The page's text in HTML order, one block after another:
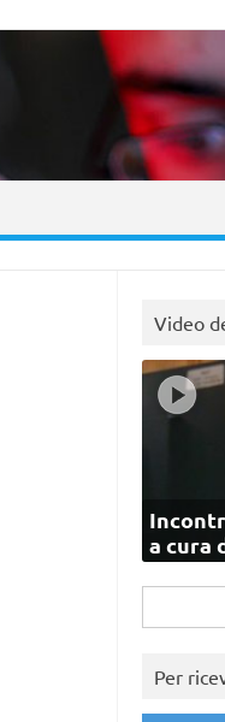
Video
a cura
per:
Per